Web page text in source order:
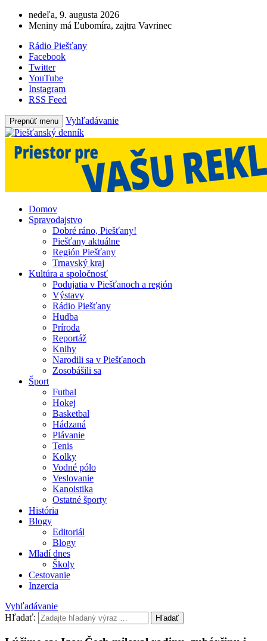
nedeľa, 9. augusta 2026
Meniny má Ľubomíra, zajtra Vavrinec
Rádio Piešťany
Facebook
Twitter
YouTube
Instagram
RSS Feed
Prepnúť menu Vyhľadávanie
Domov
Spravodajstvo
Dobré ráno, Piešťany!
Piešťany aktuálne
Región Piešťany
Trnavský kraj
Kultúra a spoločnosť
Podujatia v Piešťanoch a región
Výstavy
Rádio Piešťany
Hudba
Príroda
Reportáž
Knihy
Narodili sa v Piešťanoch
Zosobášili sa
Šport
Futbal
Hokej
Basketbal
Hádzaná
Plávanie
Tenis
Kolky
Vodné pólo
Veslovanie
Kanoistika
Ostatné športy
História
Blogy
Editoriál
Blogy
Mladí dnes
Školy
Cestovanie
Inzercia
Vyhľadávanie
Hľadať:
Hľadať